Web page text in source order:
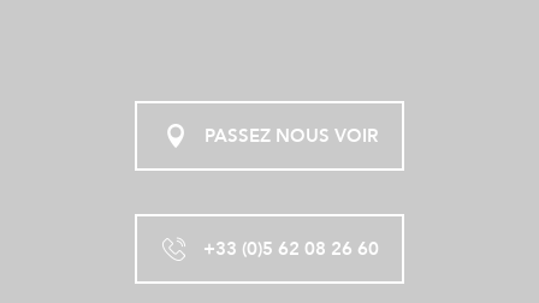
PASSEZ NOUS VOIR
+33 (0)5 62 08 26 60